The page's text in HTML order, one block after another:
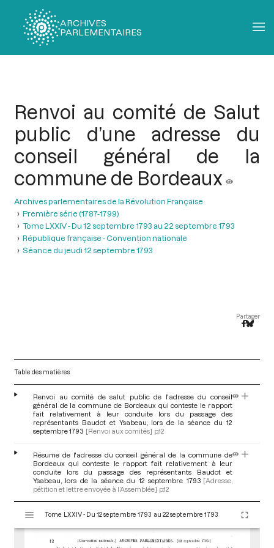
ARCHIVES
PARLEMENTAIRES
Renvoi au comité de Salut
public d’une adresse du
conseil général de la
commune de Bordeaux
Archives parlementaires de la Révolution Française
Première série (1787-1799)
Tome LXXIV - Du 12 septembre 1793 au 22 septembre 1793
République française - Convention nationale
Séance du jeudi 12 septembre 1793
Partager
Table des matières
Renvoi au comité de salut public de l'adresse du conseil
général de la commune de Bordeaux qui conteste le rapport
fait relativement à leur conduite lors du passage des
représentants Baudot et Ysabeau, lors de la séance du 12
septembre 1793 [Renvoi aux comités] p.12
Résume de l'adresse du conseil général de la commune de
Bordeaux qui conteste le rapport fait relativement à leur
conduite lors du passage des représentants Baudot et
Ysabeau, lors de la séance du 12 septembre 1793 [Adresse,
pétition et lettre envoyée à l’Assemblée] p.12
s
Tome LXXIV - Du 12 septembre 1793 au 22 septembre 1793